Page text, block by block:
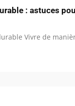
: astuces
Vivre de